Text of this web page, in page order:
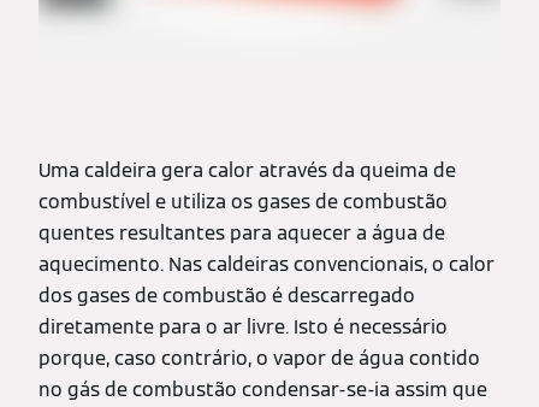
Uma caldeira gera calor através da queima de
combustível e utiliza os gases de combustão
quentes resultantes para aquecer a água de
aquecimento. Nas caldeiras convencionais, o calor
dos gases de combustão é descarregado
diretamente para o ar livre. Isto é necessário
porque, caso contrário, o vapor de água contido
no gás de combustão condensar-se-ia assim que